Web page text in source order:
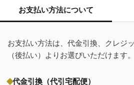
お支払い方法について
お支払い方法は、代金引換、クレジ
（後払い）よりお選びいただけます。
代金引換（代引宅配便）